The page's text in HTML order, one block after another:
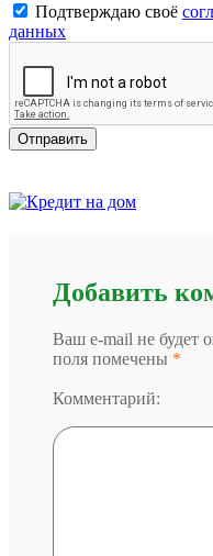
Подтверждаю своё
данных
Добавить
Ваш e-mail не будет
поля помечены *
Комментарий: